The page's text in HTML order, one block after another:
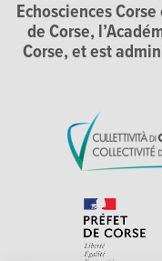
Echosciences
de Corse,
Corse, et est